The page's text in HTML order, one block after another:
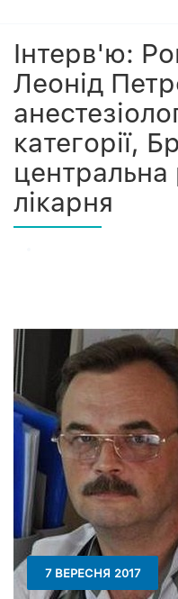
Інтерв'ю:
Леонід
категорії,
лікарня
7 ВЕРЕСНЯ 2017